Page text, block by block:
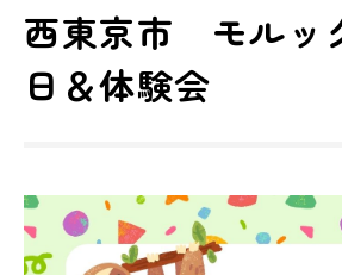
西東京市 モルッ
日＆体験会